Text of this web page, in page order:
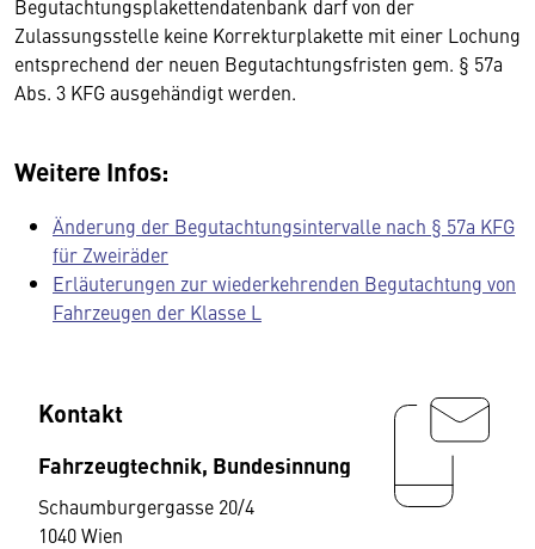
Begutachtungsplakettendatenbank darf von der
Zulassungsstelle keine Korrekturplakette mit einer Lochung
entsprechend der neuen Begutachtungsfristen gem. § 57a
Abs. 3 KFG ausgehändigt werden.
Weitere Infos:
Änderung der Begutachtungsintervalle nach § 57a KFG
für Zweiräder
Erläuterungen zur wiederkehrenden Begutachtung von
Fahrzeugen der Klasse L
Kontakt
Fahrzeugtechnik, Bundesinnung
Schaumburgergasse 20/4
1040 Wien